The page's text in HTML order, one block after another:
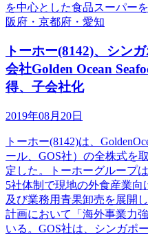
を中心とした食品スーパー
阪府・京都府・愛知
トーホー(8142)、シン
会社Golden Ocean
得、子会社化
2019年08月20日
トーホー(8142)は、
ール、GOS社）の全株式を
定した。トーホーグループ
5社体制で現地の外食産業
及び業務用青果卸売を展開
計画において「海外事業力
いる。GOS社は、シンガポ